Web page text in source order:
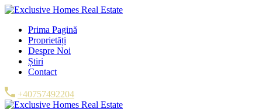
Prima Pagină
Proprietăți
Despre Noi
Știri
Contact
+40757492204